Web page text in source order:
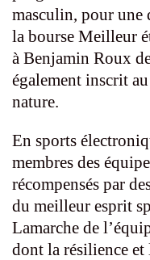
masculin, pour une
la bourse Meilleur
à Benjamin Roux
également inscrit
nature.
En sports
membres des
récompensés par
du meilleur esprit
Lamarche de
dont la résilience et